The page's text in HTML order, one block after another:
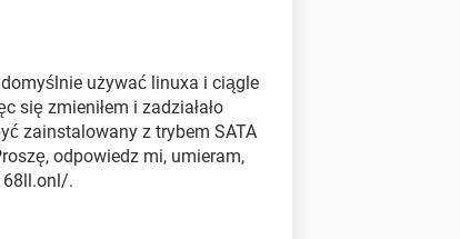
używać linuxa i ciągle
się zmieniłem i zadziałało
zainstalowany z trybem SATA
odpowiedz mi, umieram,
.